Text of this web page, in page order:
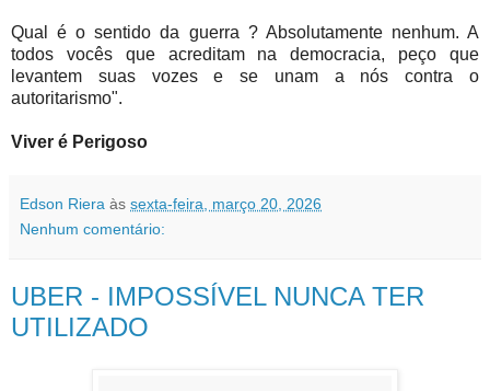
Qual é o sentido da guerra ? Absolutamente nenhum. A
todos vocês que acreditam na democracia, peço que
levantem suas vozes e se unam a nós contra o
autoritarismo".
Viver é Perigoso
Edson Riera às sexta-feira, março 20, 2026
Nenhum comentário:
UBER - IMPOSSÍVEL NUNCA TER
UTILIZADO